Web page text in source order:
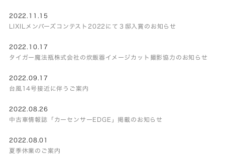
2022.11.15
LIXILメンバーズコンテスト2022にて３邸入賞のお知らせ
2022.10.17
タイガー魔法瓶株式会社の炊飯器イメージカット撮影協力のお知らせ
2022.09.17
台風14号接近に伴うご案内
2022.08.26
中古車情報誌「カーセンサーEDGE」掲載のお知らせ
2022.08.01
夏季休業のご案内